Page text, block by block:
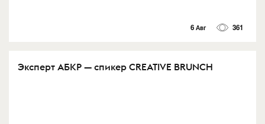
6 Авг 361
Эксперт АБКР — спикер CREATIVE BRUNCH